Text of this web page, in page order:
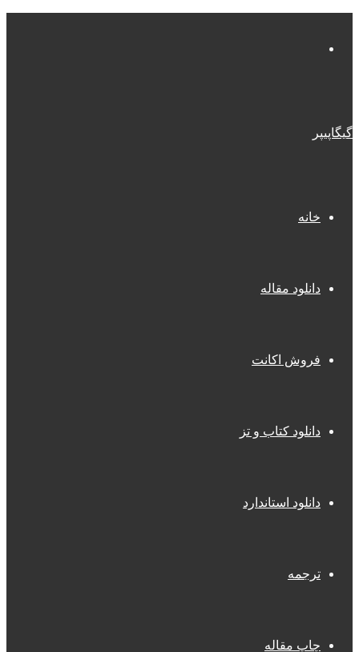
گیگاپیپر
خانه
دانلود مقاله
فروش اکانت
دانلود کتاب و تز
دانلود استاندارد
ترجمه
چاپ مقاله